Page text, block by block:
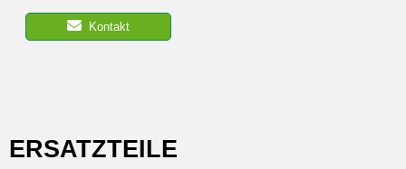
Kontakt
ERSATZTEILE